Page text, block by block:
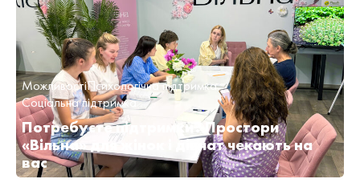
МожливостіПсихологічна підтримка
Соціальна підтримка
Потребуєте підтримки? Простори
«Вільна» для жінок і дівчат чекають на
вас